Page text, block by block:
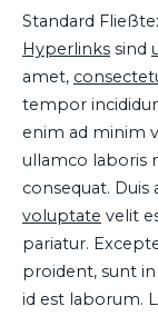
Standard
Hyperlinks sind
amet,
tempor
enim ad minim
ullamco laboris
consequat.
voluptate velit
pariatur.
proident, sunt
id est laborum.